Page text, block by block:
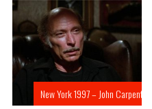
New York 1997 – John Carpenter 5/8